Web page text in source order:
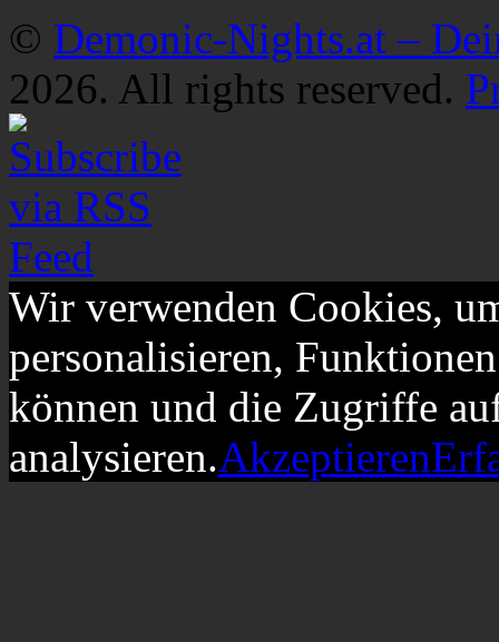
© Demonic-Nights.at –
2026. All rights reserved.
Wir verwenden Cookies,
personalisieren,
können und die Zugriffe
analysieren.Akzeptieren